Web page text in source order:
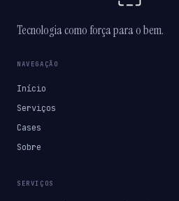
Tecnologia como força para o bem.
NAVEGAÇÃO
Início
Serviços
Cases
Sobre
SERVIÇOS